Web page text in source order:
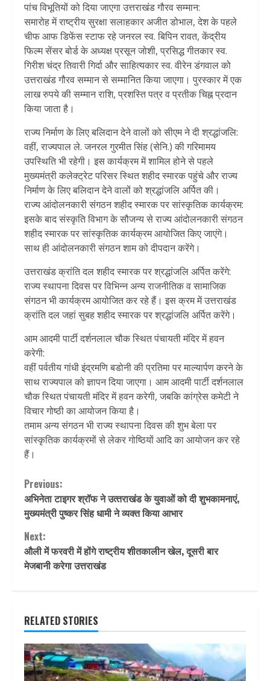
पांच विभूतियों को दिया जाएगा उत्तराखंड गौरव सम्मान:
समारोह में राष्ट्रीय सुरक्षा सलाहकार अजीत डोभाल, देश के पहले
चीफ आफ डिफेंस स्टाफ रहे जनरल स्व. बिपिन रावत, केंद्रीय
फिल्म सेंसर बोर्ड के अध्यक्ष प्रसून जोशी, प्रसिद्ध गीतकार स्व.
गिरीश चंद्र तिवारी गिर्दा और साहित्यकार स्व. वीरेन डंगवाल को
उत्तराखंड गौरव सम्मान से सम्मानित किया जाएगा। पुरस्कार में एक
लाख रुपये की सम्मान राशि, प्रशस्ति पत्र व प्रतीक चिह्न प्रदान
किया जाता है।
राज्य निर्माण के लिए बलिदान देने वालों को सीएम ने दी श्रद्धांजलि:
वहीं, राज्यपाल ले. जनरल गुरमीत सिंह (सेनि.) की गरिमामय
उपस्थिति भी रहेगी। इस कार्यक्रम में शामिल होने से पहले
मुख्यमंत्री कलेक्ट्रेट परिसर स्थित शहीद स्मारक पहुंचे और राज्य
निर्माण के लिए बलिदान देने वालों को श्रद्धांजलि अर्पित की।
राज्य आंदोलनकारी संगठन शहीद स्मारक पर सांस्कृतिक कार्यक्रम:
इसके बाद संस्कृति विभाग के सौजन्य से राज्य आंदोलनकारी संगठन
शहीद स्मारक पर सांस्कृतिक कार्यक्रम आयोजित किए जाएंगे।
साथ ही आंदोलनकारी संगठन शाम को दीपदान करेंगे।
उत्तराखंड क्रांति दल शहीद स्मारक पर श्रद्धांजलि अर्पित करेंगे:
राज्य स्थापना दिवस पर विभिन्न अन्य राजनीतिक व सामाजिक
संगठन भी कार्यक्रम आयोजित कर रहे हैं। इस क्रम में उत्तराखंड
क्रांति दल जहां सुबह शहीद स्मारक पर श्रद्धांजलि अर्पित करेंगे।
आम आदमी पार्टी दर्शनलाल चौक स्थित पंचायती मंदिर में हवन
करेगी:
वहीं पर्वतीय गांधी इंद्रमणि बडोनी की प्रतिमा पर माल्यार्पण करने के
साथ राज्यपाल को ज्ञापन दिया जाएगा। आम आदमी पार्टी दर्शनलाल
चौक स्थित पंचायती मंदिर में हवन करेगी, जबकि कांग्रेस कमेटी ने
विचार गोष्ठी का आयोजन किया है।
तमाम अन्य संगठन भी राज्य स्थापना दिवस की शुभ बेला पर
सांस्कृतिक कार्यक्रमों से लेकर गोष्ठियों आदि का आयोजन कर रहे
हैं।
Continue
Reading
Previous:
अभिनेता टाइगर श्रॉफ ने उत्‍तराखंड के युवाओं को दी शुभकामनाएं,
मुख्‍यमंत्री पुष्‍कर सिंह धामी ने व्‍यक्‍त किया आभार
Next:
औली में फरवरी में होंगे राष्ट्रीय शीतकालीन खेल, दूसरी बार
मेजबानी करेगा उत्तराखंड
RELATED STORIES